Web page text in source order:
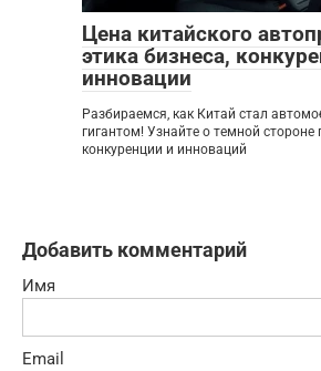
Цена китайского
этика бизнеса,
инновации
Разбираемся, как Китай стал
гигантом! Узнайте о темной стороне
конкуренции и инноваций
Добавить комментарий
Имя
Email